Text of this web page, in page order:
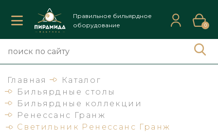
Правильное бильярдное
оборудование
0
Главная
Каталог
Бильярдные столы
Бильярдные коллекции
Ренессанс Гранж
Светильник Ренессанс Гранж